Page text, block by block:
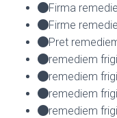
Firma
Firme
Pret
remediem
remediem
remediem
remediem